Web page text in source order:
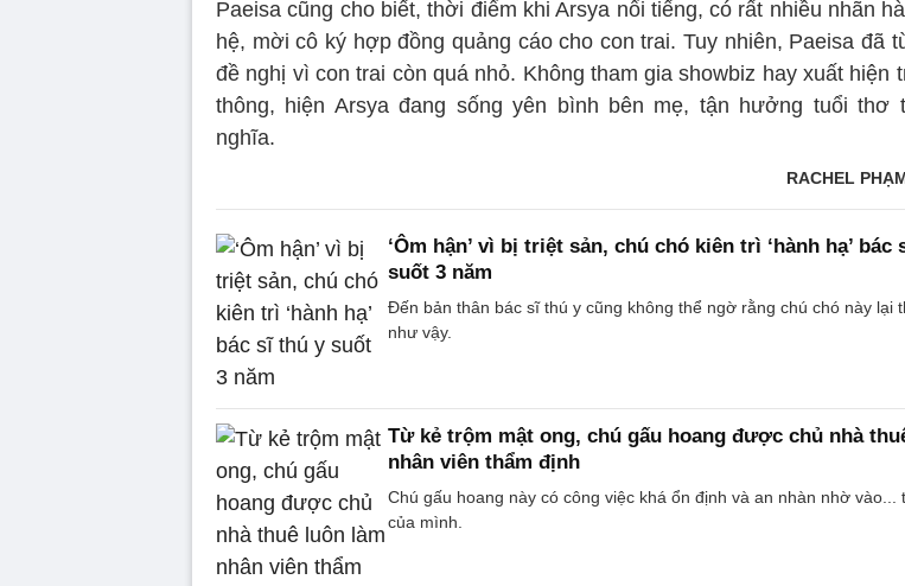
Paeisa cũng cho biết, thời điểm khi Arsya nổi tiếng, có rất nhiều nhãn
hệ, mời cô ký hợp đồng quảng cáo cho con trai. Tuy nhiên, Paeisa đã
đề nghị vì con trai còn quá nhỏ. Không tham gia showbiz hay xuất hiện
thông, hiện Arsya đang sống yên bình bên mẹ, tận hưởng tuổi thơ
nghĩa.
RACHEL
‘Ôm hận’ vì bị triệt sản, chú chó kiên trì ‘hành hạ’ bác
suốt 3 năm
Đến bản thân bác sĩ thú y cũng không thể ngờ rằng chú chó này lại
như vậy.
Từ kẻ trộm mật ong, chú gấu hoang được chủ nhà
nhân viên thẩm định
Chú gấu hoang này có công việc khá ổn định và an nhàn nhờ vào...
của mình.